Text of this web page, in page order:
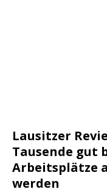
Lausitzer
Tausende gut
Arbeitsplätze
werden